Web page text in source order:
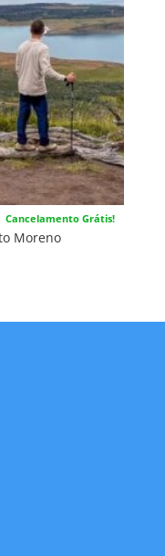
Cancelamento Grátis!
Moreno